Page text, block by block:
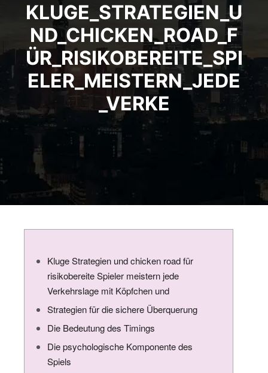
KLUGE_STRATEGIEN_U
ND_CHICKEN_ROAD_F
ÜR_RISIKOBEREITE_SPI
ELER_MEISTERN_JEDE
_VERKE
Kluge Strategien und chicken road für
risikobereite Spieler meistern jede
Verkehrslage mit Köpfchen und
Strategien für die sichere Überquerung
Die Bedeutung des Timings
Die psychologische Komponente des
Spiels